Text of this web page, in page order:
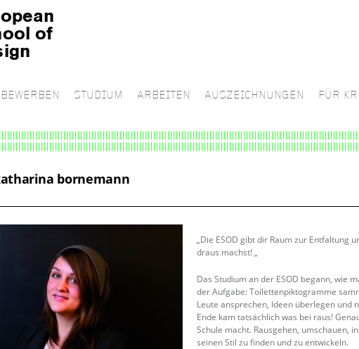
of
BEWERBEN STUDIUM ARBEITEN AUSZEICHNUNGEN FÜR
bornemann
„Die ESOD gibt dir Raum zur Entfaltung
draus machst! „
Das Studium an der ESOD begann, wie
der Aufgabe: Toilettenpiktogramme
Leute ansprechen, Ideen überlegen und
Ende kam tatsächlich was bei raus!
Schule macht. Rausgehen, umschauen,
seinen Stil zu finden und zu entwickeln.